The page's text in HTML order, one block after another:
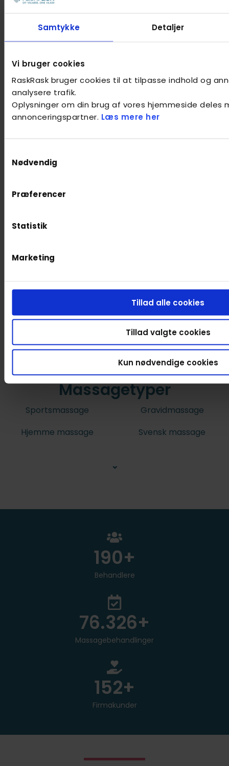
Samtykke Detaljer
Vi bruger cookies
RaskRask bruger cookies til at tilpasse indhold og
analysere trafik.
Oplysninger om din brug af vores hjemmeside deles
annonceringspartner. Læs mere her
Nødvendig
Præferencer
Statistik
Marketing
Tillad alle cookies
Tillad valgte cookies
Kun nødvendige cookies
Massagetyper
Sportsmassage
Gravidmassage
Hjemme massage
Svensk massage
⌄
Behandlere
250+
Massagebehandlinger
100.000+
Firmakunder
200+